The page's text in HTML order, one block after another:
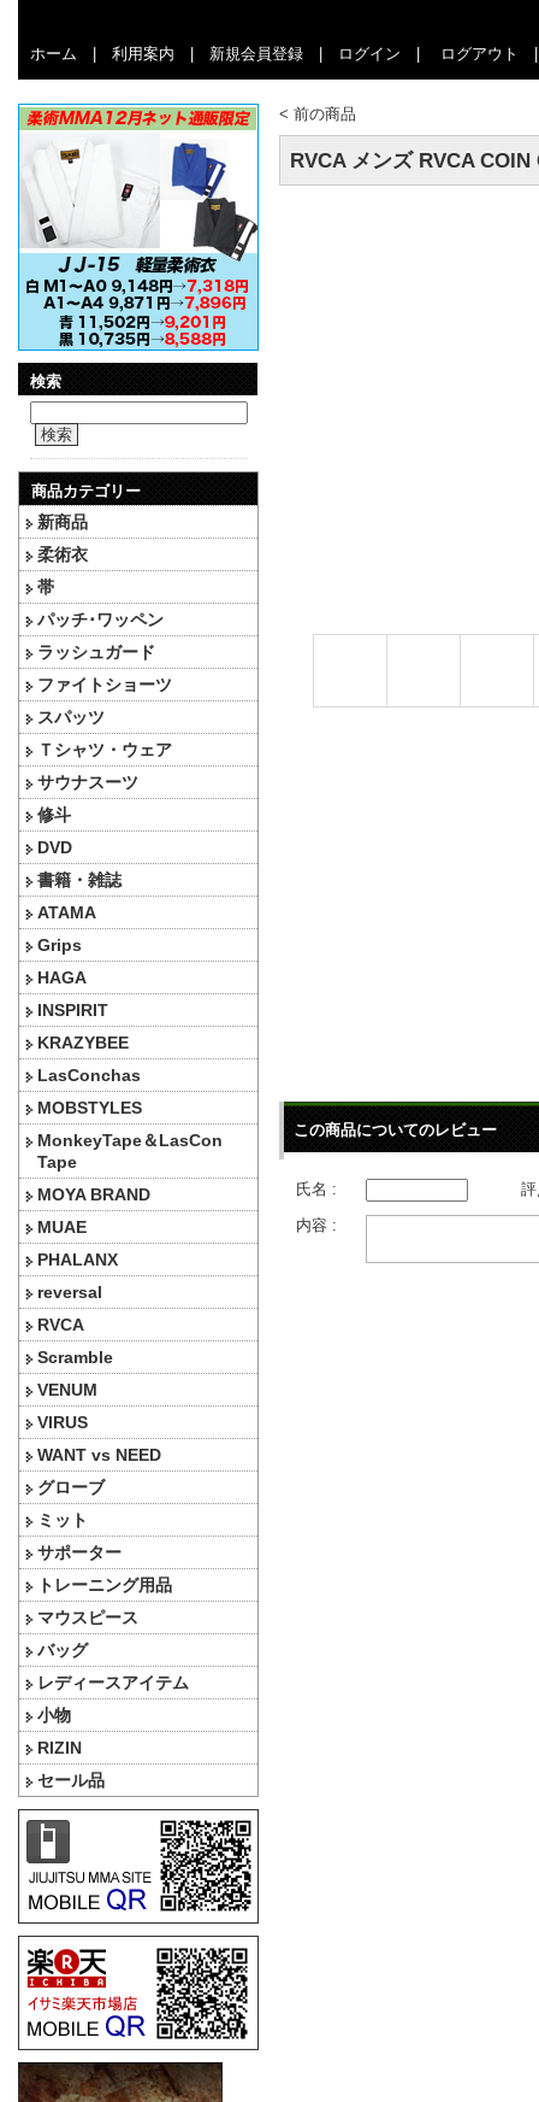
ホーム 利用案内 新規会員登録 ログイン ログアウト
検索
検索
商品カテゴリー
新商品
柔術衣
帯
パッチ･ワッペン
ラッシュガード
ファイトショーツ
スパッツ
Ｔシャツ・ウェア
サウナスーツ
修斗
DVD
書籍・雑誌
ATAMA
Grips
HAGA
INSPIRIT
KRAZYBEE
LasConchas
MOBSTYLES
MonkeyTape＆LasCon
Tape
MOYA BRAND
MUAE
PHALANX
reversal
RVCA
Scramble
VENUM
VIRUS
WANT vs NEED
グローブ
ミット
サポーター
トレーニング用品
マウスピース
バッグ
レディースアイテム
小物
RIZIN
セール品
< 前の商品
RVCA メンズ RVCA
この商品についてのレビュー
氏名 :
内容 :